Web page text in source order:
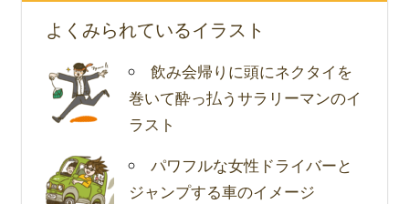
よくみられているイラスト
飲み会帰りに頭にネクタイを
巻いて酔っ払うサラリーマンのイ
ラスト
パワフルな女性ドライバーと
ジャンプする車のイメージ